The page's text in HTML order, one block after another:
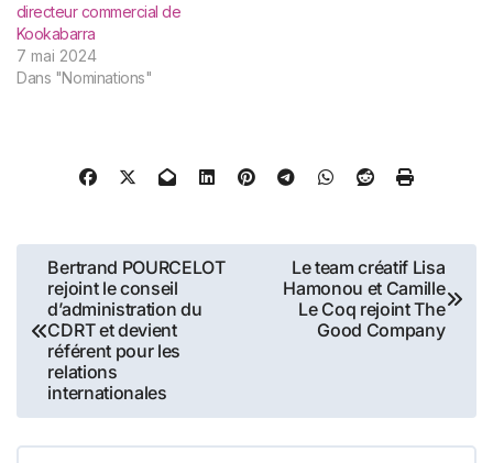
directeur commercial de
Kookabarra
7 mai 2024
Dans "Nominations"
Navigation
de
l’article
Bertrand POURCELOT
rejoint le conseil
d’administration du
CDRT et devient
référent pour les
relations
internationales
Le team créatif Lisa
Hamonou et Camille
Le Coq rejoint The
Good Company